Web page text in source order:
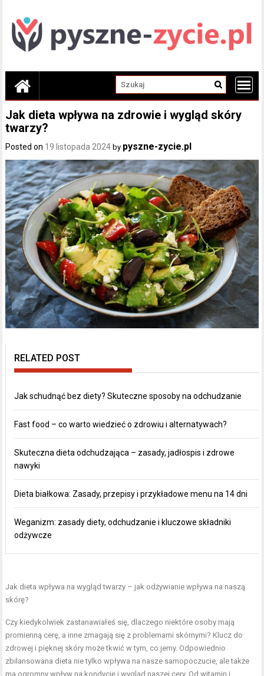
content
Jak dieta wpływa na zdrowie i wygląd skóry
twarzy?
Posted on 19 listopada 2024 by pyszne-zycie.pl
RELATED POST
Jak schudnąć bez diety? Skuteczne sposoby na odchudzanie
Fast food – co warto wiedzieć o zdrowiu i alternatywach?
Skuteczna dieta odchudzająca – zasady, jadłospis i zdrowe
nawyki
Dieta białkowa: Zasady, przepisy i przykładowe menu na 14 dni
Weganizm: zasady diety, odchudzanie i kluczowe składniki
odżywcze
Jak dieta wpływa na wygląd twarzy – jak odżywianie wpływa na naszą
skórę?
Czy kiedykolwiek zastanawiałeś się, dlaczego niektóre osoby mają
promienną cerę, a inne zmagają się z problemami skórnymi? Klucz do
zdrowej i pięknej skóry może tkwić w tym, co jemy. Odpowiednio
zbilansowana dieta nie tylko wpływa na nasze samopoczucie, ale także
ma ogromny wpływ na kondycję i wygląd naszej cery. Od witamin i